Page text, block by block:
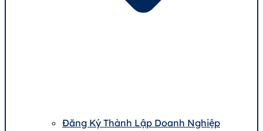
Đăng Ký Thành Lập Doanh Nghiệp